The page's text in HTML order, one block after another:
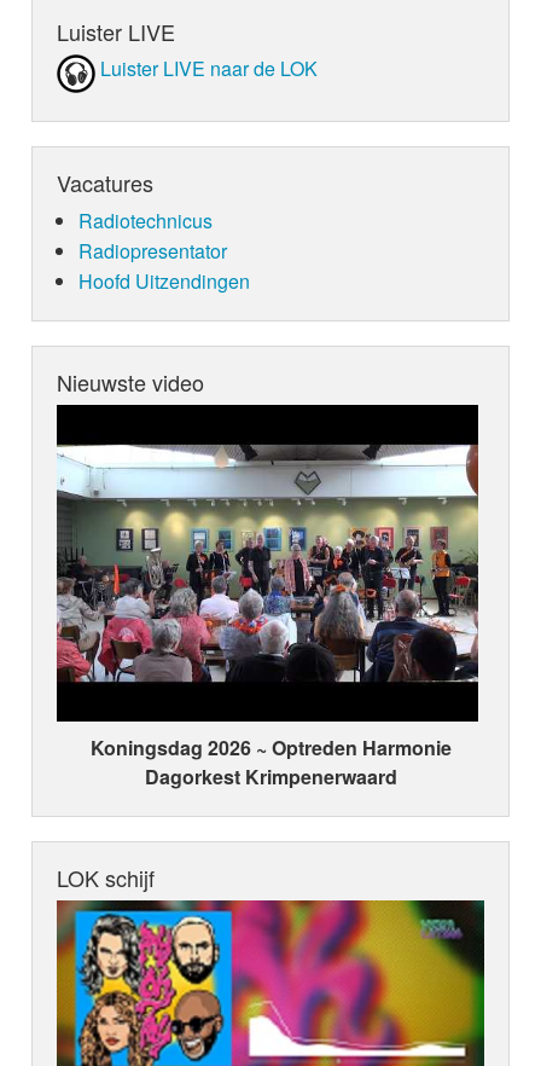
Luister LIVE
Luister LIVE naar de LOK
Vacatures
Radiotechnicus
Radiopresentator
Hoofd Uitzendingen
Nieuwste video
Koningsdag 2026 ~ Optreden Harmonie
Dagorkest Krimpenerwaard
LOK schijf